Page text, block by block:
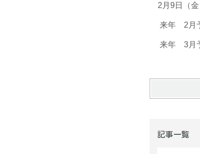
2月9日（
来年 2月
来年 3月
記事一覧